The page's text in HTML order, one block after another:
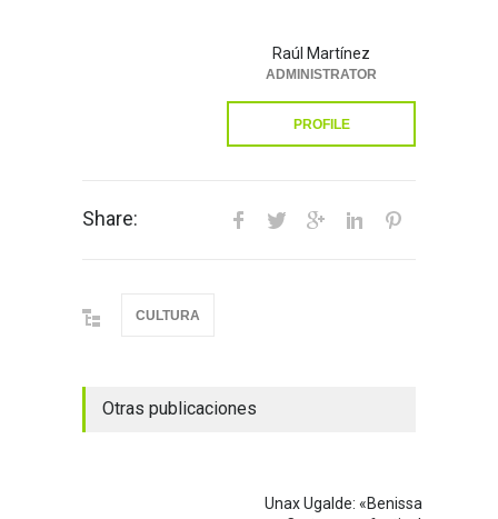
Raúl Martínez
ADMINISTRATOR
PROFILE
Share:
CULTURA
Otras publicaciones
Unax Ugalde: «Benissa